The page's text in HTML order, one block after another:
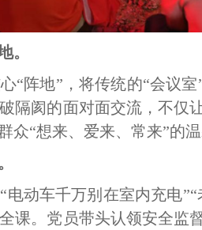
。
“阵地”，将传统的“会议
隔阂的面对面交流，不
“想来、爱来、常来”的温
电动车千万别在室内充电
课。党员带头认领安全